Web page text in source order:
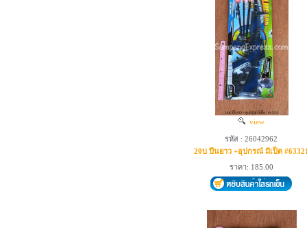
view
รหัส : 26042962
20บ ปืนยาว +อุปกรณ์ มีเป็ด
ราคา: 185.00